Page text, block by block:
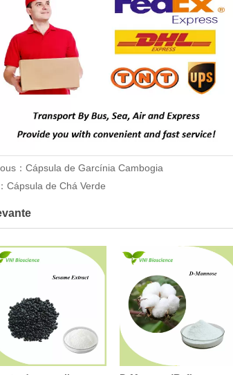
： Cápsula de Garcínia Cambogia
Cápsula de Chá Verde